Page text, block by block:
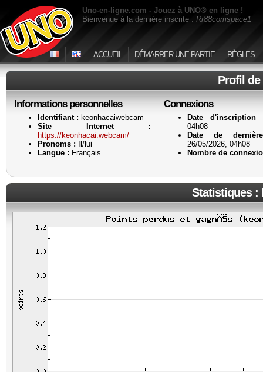
Uno-en-ligne.com - Jouez à UNO® en ligne !
Bienvenue à la dernière inscrite : Rr88comspace1
ACCUEIL DÉMARRER UNE PARTIE RÈGLES
Profil de
Informations personnelles
Identifiant : keonhacaiwebcam
Site Internet :
https://keonhacai.webcam/
Pronoms : Il/lui
Langue : Français
Connexions
Date d'inscription
04h08
Date de
26/05/2026, 04h08
Nombre de
Statistiques :